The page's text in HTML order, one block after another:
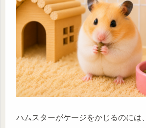
ハムスターがケージをかじるのには、